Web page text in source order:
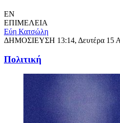
EN
ΕΠΙΜΕΛΕΙΑ
Εύη Κατσώλη
ΔΗΜΟΣΙΕΥΣΗ 13:14, Δευτέρα 15
Πολιτική